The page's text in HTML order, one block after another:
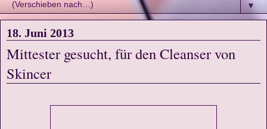
▼
18. Juni 2013
Mittester gesucht, für den Cleanser von
Skincer